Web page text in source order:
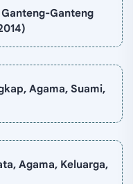
Ganteng
Agama, Suami,
Agama, Keluarga,